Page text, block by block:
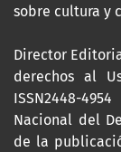
sobre cultura y
Director
derechos al
ISSN2448-
Nacional del
de la